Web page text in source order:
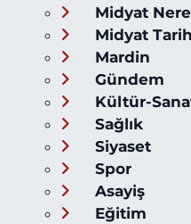
Midyat
Midyat
Mardin
Gündem
Kültür-
Sağlık
Siyaset
Spor
Asayiş
Eğitim